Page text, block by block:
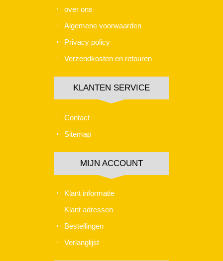
over ons
Algemene voorwaarden
Privacy policy
Verzendkosten en retouren
KLANTEN SERVICE
Contact
Sitemap
MIJN ACCOUNT
Klant informatie
Klant adressen
Bestellingen
Verlanglijst